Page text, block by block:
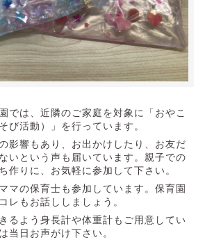
では、近隣のご家庭を対象に「おやこ
び活動）」を行っています。
影響もあり、お出かけしたり、お友だ
いという声も届いています。親子での
作りに、お気軽に参加して下さい。
マの保育士も参加しています。保育園
レもお話ししましょう。
るよう身長計や体重計もご用意してい
当日お声がけ下さい。